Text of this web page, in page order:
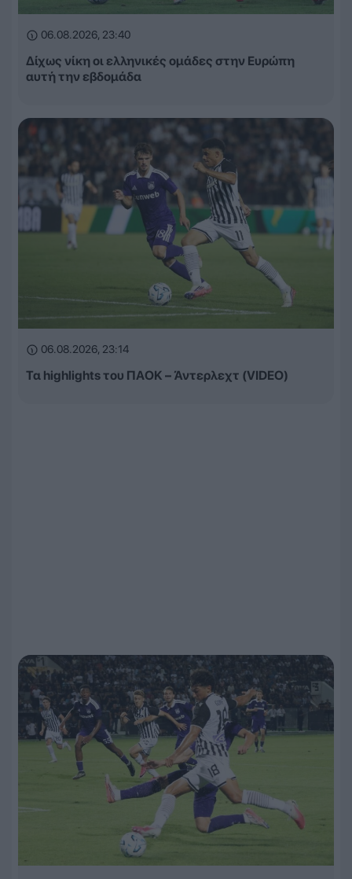
06.08.2026, 23:40
Δίχως νίκη οι ελληνικές ομάδες στην Ευρώπη
αυτή την εβδομάδα
06.08.2026, 23:14
Τα highlights του ΠΑΟΚ – Άντερλεχτ (VIDEO)